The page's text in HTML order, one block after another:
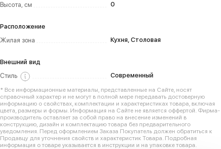
Высота, см
0
Расположение
Жилая зона
Кухня, Столовая
Внешний вид
Стиль
Современный
* Все информационные материалы, представленные на Сайте, носят
справочный характер и не могут в полной мере передавать достоверную
информацию о свойствах, комплектации и характеристиках товара, включая
цвета, размеры и формы. Информация на Сайте не является оффертой. Фирма-
производитель оставляет за собой право на внесение изменений в
конструкцию, дизайн и комплектацию товара без предварительного
уведомления. Перед оформлением Заказа Покупатель должен обратиться к
Продавцу для уточнения свойств и характеристик Товара. Подробная
информация о товаре указывается в инструкции и на упаковке товара.